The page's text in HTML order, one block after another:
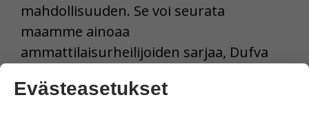
mahdollisuuden. Se voi seurata
maamme ainoaa
ammattilaisurheilijoiden sarjaa, Dufva
Evästeasetukset